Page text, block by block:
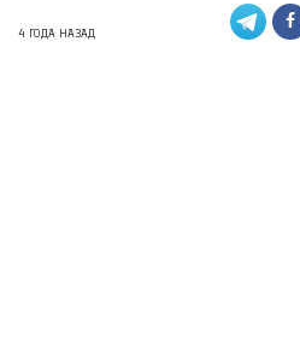
4 ГОДА НАЗАД